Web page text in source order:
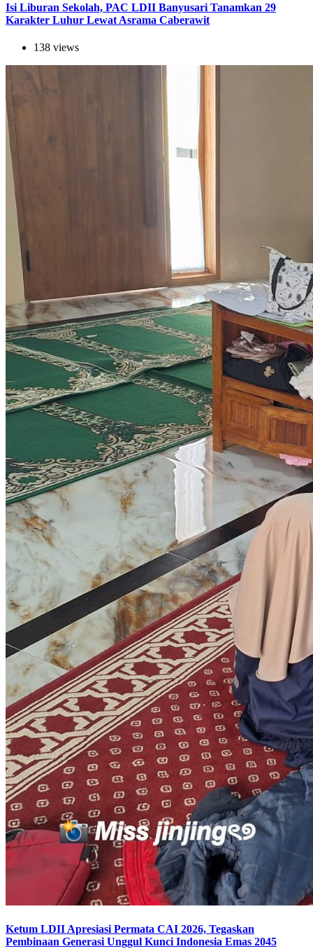
Isi Liburan Sekolah, PAC LDII Banyusari Tanamkan 29
Karakter Luhur Lewat Asrama Caberawit
138 views
Ketum LDII Apresiasi Permata CAI 2026, Tegaskan
Pembinaan Generasi Unggul Kunci Indonesia Emas 2045